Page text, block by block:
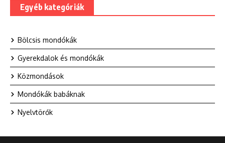
Egyéb kategóriák
Bölcsis mondókák
Gyerekdalok és mondókák
Közmondások
Mondókák babáknak
Nyelvtörők